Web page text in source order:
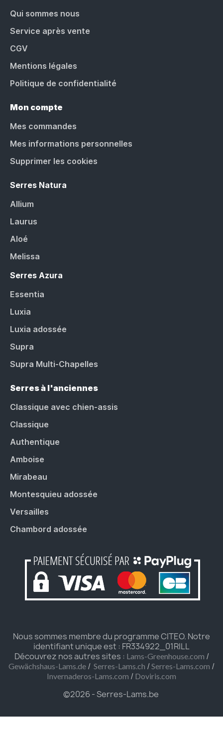
Qui sommes nous
Service après vente
CGV
Mentions légales
Politique de confidentialité
Mon compte
Mes commandes
Mes informations personnelles
Supprimer les cookies
Serres Natura
Allium
Laurus
Aloé
Melissa
Serres Azura
Essentia
Luxia
Luxia adossée
Supra
Supra Multi-Chapelles
Serres à l'anciennes
Classique avec chien-assis
Classique
Authentique
Amboise
Mirabeau
Montesquieu adossée
Versailles
Chambord adossée
Nous sommes membre du programme CITEO. Notre
identifiant unique est : FR334922_01RILL
Découvrez nos autres sites : Lams-Greenhouse.com /
Gewächshaus-Lams.de / Serres-Lams.ch / Serres-Lams.com /
Invernaderos-Lams.com / Doviris.com
©2026 - Serres-Lams.be